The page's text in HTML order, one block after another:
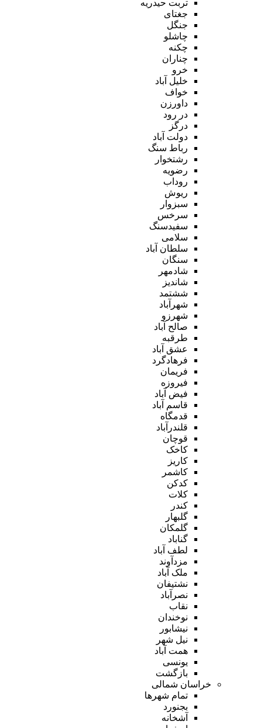
تربت حیدریه
جغتای
جنگل
چاشلو
چکنه
چناران
خرو
خلیل آباد
خواف
داورزن
در رود
درگز
دولت آباد
رباط سنگ
رشتخوار
رضویه
روداب
ریوش
سبزوار
سرخس
سفیدسنگ
سلامی
سلطان آباد
سنگان
شادمهر
شاندیز
ششتمد
شهرآباد
شهرزو
صالح آباد
طرقبه
عشق آباد
فرهادگرد
فریمان
فیروزه
فیض آباد
قاسم آباد
قدمگاه
قلندرآباد
قوچان
کاخک
کاریز
کاشمر
کدکن
کلات
کندر
گلبهار
گلمکان
گناباد
لطف آباد
مزدآوند
ملک آباد
نشتیفان
نصرآباد
نقاب
نوخندان
نیشابور
نیل شهر
همت آباد
یونسی
بازگشت
خراسان شمالی
تمام شهر‌ها
بجنورد
آشخانه